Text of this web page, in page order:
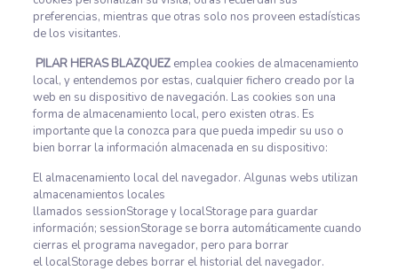
preferencias, mientras que otras solo nos proveen estadísticas
de los visitantes.
PILAR HERAS BLAZQUEZ emplea cookies de almacenamiento
local, y entendemos por estas, cualquier fichero creado por la
web en su dispositivo de navegación. Las cookies son una
forma de almacenamiento local, pero existen otras. Es
importante que la conozca para que pueda impedir su uso o
bien borrar la información almacenada en su dispositivo:
El almacenamiento local del navegador. Algunas webs utilizan
almacenamientos locales
llamados sessionStorage y localStorage para guardar
información; sessionStorage se borra automáticamente cuando
cierras el programa navegador, pero para borrar
el localStorage debes borrar el historial del navegador.